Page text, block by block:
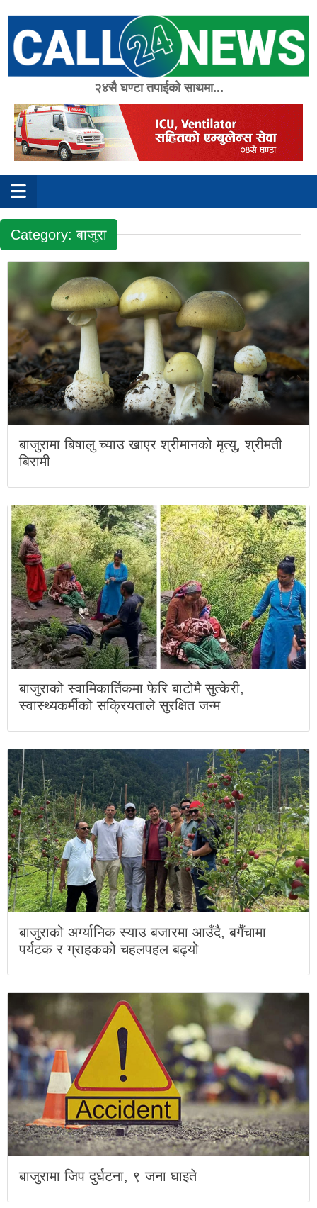
content
२४सै घण्टा तपाईको साथमा...
Category:बाजुरा
बाजुरामा बिषालु च्याउ खाएर श्रीमानको मृत्यु, श्रीमती
बिरामी
बाजुराको स्वामिकार्तिकमा फेरि बाटोमै सुत्केरी,
स्वास्थ्यकर्मीको सक्रियताले सुरक्षित जन्म
बाजुराको अर्ग्यानिक स्याउ बजारमा आउँदै, बगैँचामा
पर्यटक र ग्राहकको चहलपहल बढ्यो
बाजुरामा जिप दुर्घटना, ९ जना घाइते